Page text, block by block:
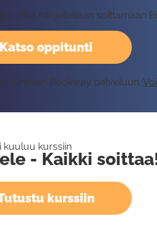
Katso oppitunti
harjoitellaan soittamaan
Rockway palveluun.
kuuluu kurssiin
- Kaikki
kurssiin